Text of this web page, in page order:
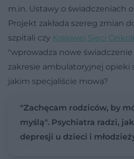
m.in. Ustawy o świadczeniach
Projekt zakłada szereg zmian
szpitali czy Krajowej Sieci
"wprowadza nowe
zakresie ambulatoryjnej opieki
jakim specjaliście mowa?
"Zachęcam rodziców, by
myślą". Psychiatra radzi,
depresji u dzieci i